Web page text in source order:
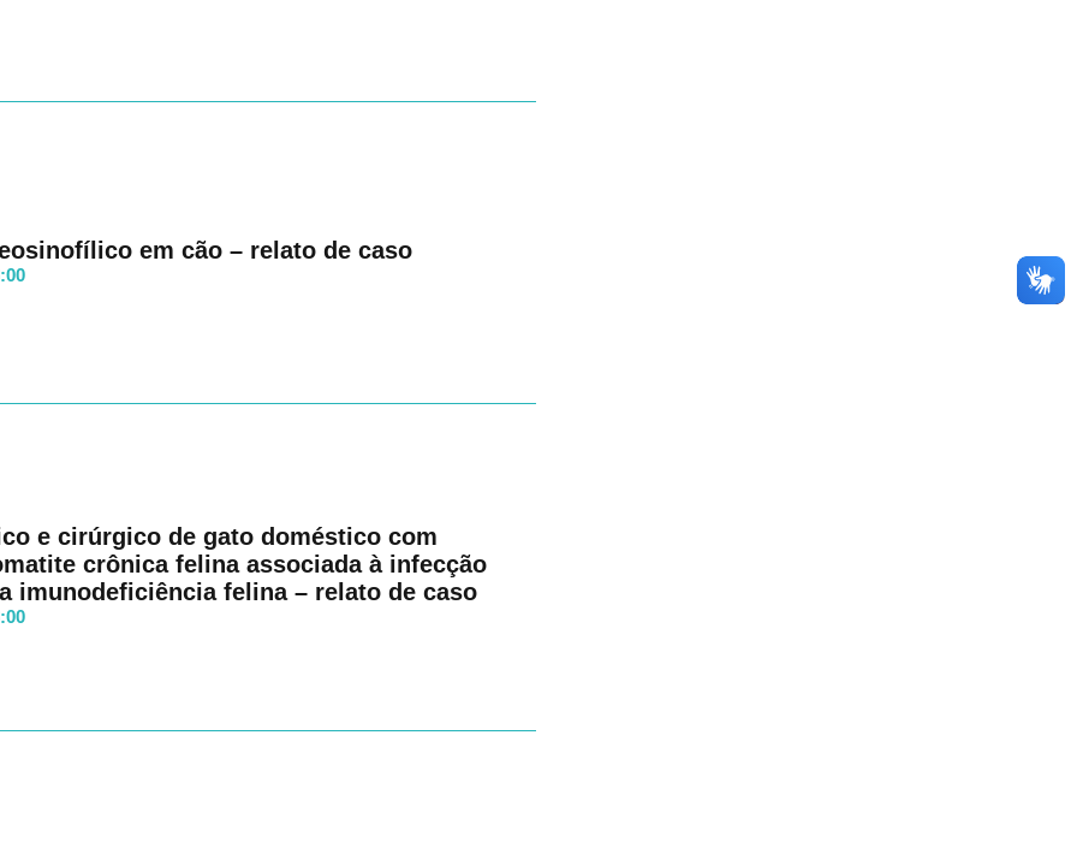
em cão – relato de caso
e cirúrgico de gato doméstico com
crônica felina associada à infecção
imunodeficiência felina – relato de caso
Termos e Condiçõese aPolítica de Privacidadeda Clínica veterinária.